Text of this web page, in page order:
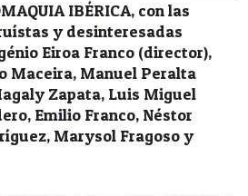
IBÉRICA, con las
y desinteresadas
Eiroa Franco (director),
Maceira, Manuel Peralta
Zapata, Luis Miguel
Emilio Franco, Néstor
Marysol Fragoso y